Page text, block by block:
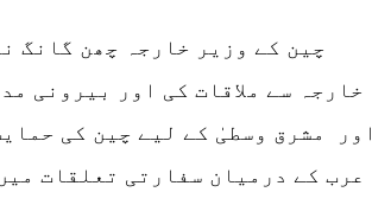
چین کے وزیر خارجہ چھن گانگ
خارجہ سے ملاقات کی اور بیرونی
اور مشرق وسطیٰ کے لیے چین کی
عرب کے درمیان سفارتی تعلقات